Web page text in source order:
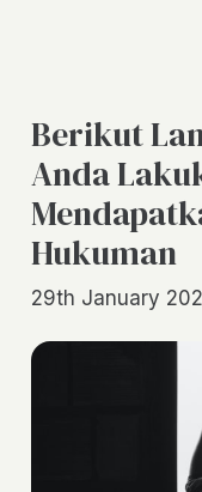
Berikut
Anda
Hukuman
29th January